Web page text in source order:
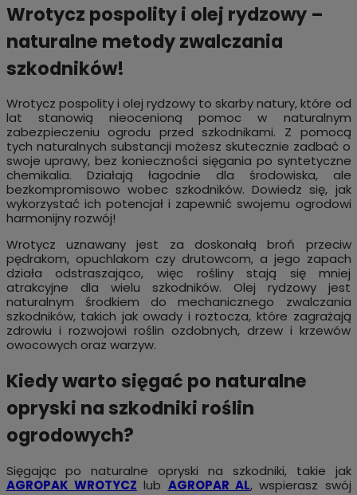
Wrotycz pospolity i olej rydzowy –
naturalne metody zwalczania
szkodników!
Wrotycz pospolity i olej rydzowy to skarby natury, które od
lat stanowią nieocenioną pomoc w naturalnym
zabezpieczeniu ogrodu przed szkodnikami. Z pomocą
tych naturalnych substancji możesz skutecznie zadbać o
swoje uprawy, bez konieczności sięgania po syntetyczne
chemikalia. Działają łagodnie dla środowiska, ale
bezkompromisowo wobec szkodników. Dowiedz się, jak
wykorzystać ich potencjał i zapewnić swojemu ogrodowi
harmonijny rozwój!
Wrotycz uznawany jest za doskonałą broń przeciw
pędrakom, opuchlakom czy drutowcom, a jego zapach
działa odstraszająco, więc rośliny stają się mniej
atrakcyjne dla wielu szkodników. Olej rydzowy jest
naturalnym środkiem do mechanicznego zwalczania
szkodników, takich jak owady i roztocza, które zagrażają
zdrowiu i rozwojowi roślin ozdobnych, drzew i krzewów
owocowych oraz warzyw.
Kiedy warto sięgać po naturalne
opryski na szkodniki roślin
ogrodowych?
Sięgając po naturalne opryski na szkodniki, takie jak
AGROPAK WROTYCZ lub AGROPAR AL, wspierasz swój